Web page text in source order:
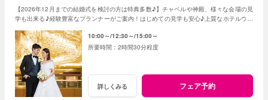
【2026年12月までの結婚式を検討の方は特典多数♪】チャペルや神殿、様々な会場の見
学も出来る♪経験豊富なプランナーがご案内！はじめての見学も安心♪上質なホテルウエ
10:00～ 12:30～ 15:00～
2時間30分程度
詳しくみる フェア予約